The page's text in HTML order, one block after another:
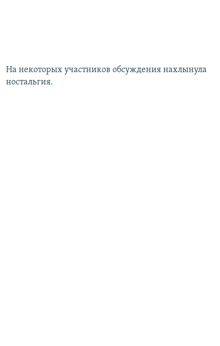
На некоторых участников обсуждения нахлынула
ностальгия.